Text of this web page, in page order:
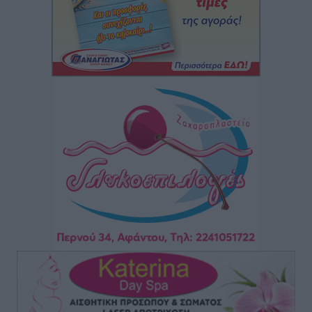
5χρονο παιδί
Τοπικές Ειδήσεις • πριν 14 ώρες
“Η Ευρώπη αντιμετώπιζε το προσφυγικό σαν ταινία
τρόμου” – Η συγκλονιστική μαρτυρία της Χαρούλας
Γιασιράνη στον RV για τα γεγονότα που οδήγησαν στο
πριν 14 ώρες
Συναυλία με τον Γιάννη Κότσιρα στις 21 Αυγούστου
Πολιτιστικά• πριν 14 ώρες
Έκτακτη συνεδρίαση της Δημοτικής Επιτροπής Ρόδου
αύριο Παρασκευή 7 Αυγούστου
πριν 15 ώρες
ΑΕΡΑ: Δεν σταματάει να ενισχύεται, νέο απόκτημα ο
Μητρόπουλος